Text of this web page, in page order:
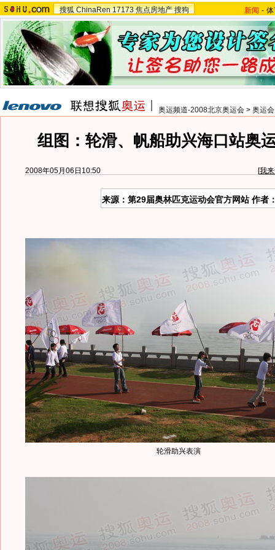
搜狐 ChinaRen 17173 焦点房地产 搜狗 新闻 -
奥运频道-2008北京奥运会 > 奥运
组图：轮滑、帆船助兴海口站奥
2008年05月06日10:50 [我
来源：第29届奥林匹克运动会官方网站 作者
轮滑助兴表演